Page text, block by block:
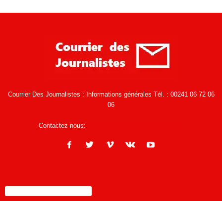
Courrier Des Journalistes : Informations générales Tél. : 00241 06 72 06
06
Contactez-nous: